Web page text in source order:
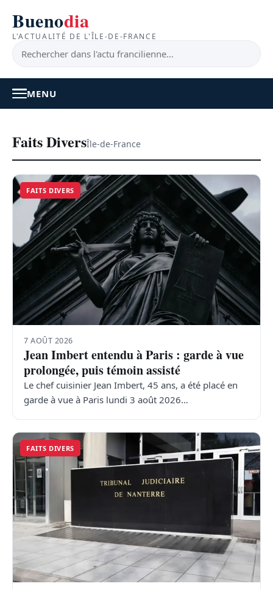
Buenodia
L'ACTUALITÉ DE L'ÎLE-DE-FRANCE
MENU
ACTUALITÉ
BONS PLANS
FEEL GOOD
FAITS DIVERS
TRANSPORTS
ÉCONOMIE
POLITIQUE
SPORT
SCIENCES & TECH
Faits DiversÎle-de-France
FAITS DIVERS
7 AOÛT 2026
Jean Imbert entendu à Paris : garde à vue
prolongée, puis témoin assisté
Le chef cuisinier Jean Imbert, 45 ans, a été placé en
garde à vue à Paris lundi 3 août 2026…
FAITS DIVERS